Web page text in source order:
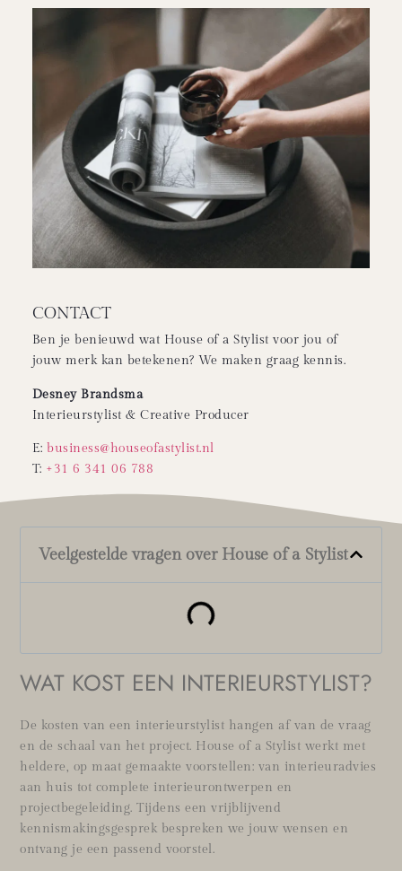
CONTACT
Ben je benieuwd wat House of a Stylist voor jou of
jouw merk kan betekenen? We maken graag kennis.
Desney Brandsma
Interieurstylist & Creative Producer
E: business@houseofastylist.nl
T: +31 6 341 06 788
Veelgestelde vragen over House of a Stylist
WAT KOST EEN INTERIEURSTYLIST?
De kosten van een interieurstylist hangen af van de vraag
en de schaal van het project. House of a Stylist werkt met
heldere, op maat gemaakte voorstellen: van interieuradvies
aan huis tot complete interieurontwerpen en
projectbegeleiding. Tijdens een vrijblijvend
kennismakingsgesprek bespreken we jouw wensen en
ontvang je een passend voorstel.